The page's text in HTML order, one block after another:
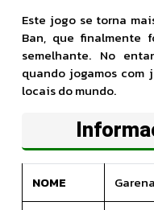
Este jogo se torna
Ban, que finalmente
semelhante. No
quando jogamos com
locais do mundo.
NOME